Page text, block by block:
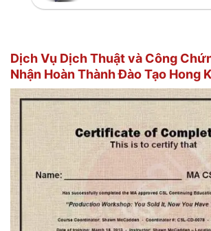
Dịch Vụ Dịch Thuật và Công
Nhận Hoàn Thành Đào Tạo Hong